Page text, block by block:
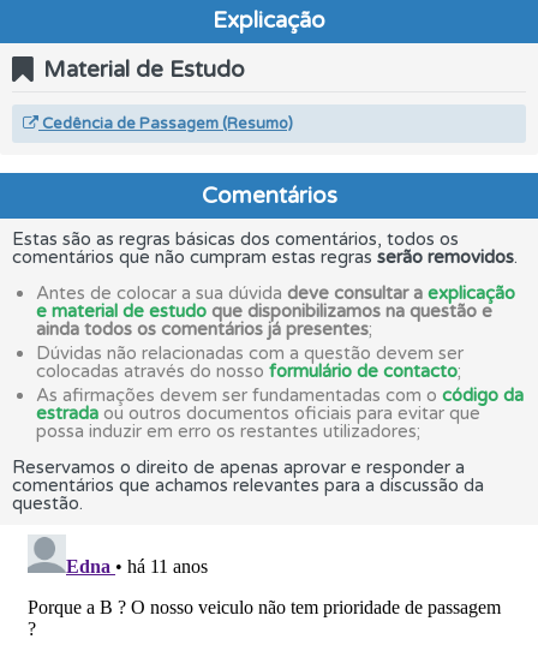
Explicação
Material de Estudo
Cedência de Passagem (Resumo)
Comentários
Estas são as regras básicas dos comentários, todos os
comentários que não cumpram estas regras serão removidos.
Antes de colocar a sua dúvida deve consultar a explicação
e material de estudo que disponibilizamos na questão e
ainda todos os comentários já presentes;
Dúvidas não relacionadas com a questão devem ser
colocadas através do nosso formulário de contacto;
As afirmações devem ser fundamentadas com o código da
estrada ou outros documentos oficiais para evitar que
possa induzir em erro os restantes utilizadores;
Reservamos o direito de apenas aprovar e responder a
comentários que achamos relevantes para a discussão da
questão.